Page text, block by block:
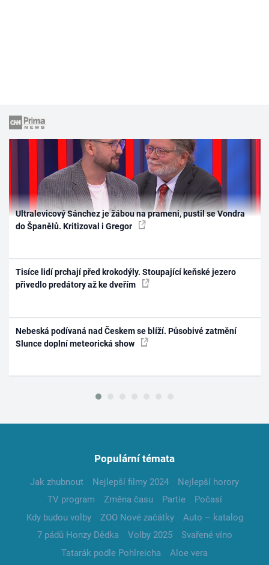
Ultralevicový Sánchez je žábou na prameni, pustil se Vondra
do Španělů. Kritizoval i Gregor
Tisíce lidí prchají před krokodýly. Stoupající keňské jezero
přivedlo predátory až ke dveřím
Nebeská podívaná nad Českem se blíží. Působivé zatmění
Slunce doplní meteorická show
Populární témata
Jak zhubnout Nejlepší filmy 2024
Nejlepší horory
TV program
Změna času Partie
Počasí
Kdy budou volby
ZOO Nové začátky
Auto – katalog
7 pádů Honzy Dědka
Volby 2025
Svařené víno
Tatarák podle Pohlreicha
Aloe vera